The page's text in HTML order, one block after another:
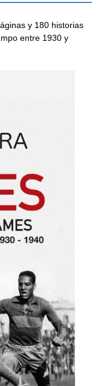
y 180 historias
entre 1930 y